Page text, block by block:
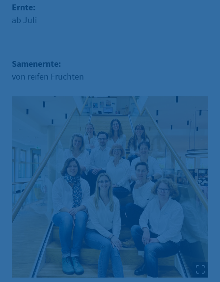
Ernte:
ab Juli
Samenernte:
von reifen Früchten